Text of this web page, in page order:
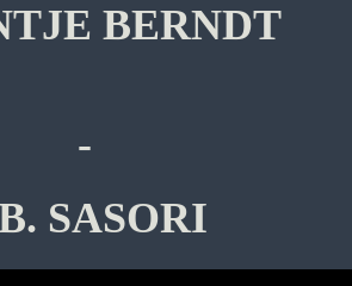
BERNDT
-
SASORI